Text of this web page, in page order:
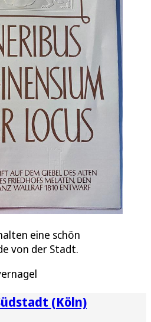
eine schön
von der Stadt.
(Köln)